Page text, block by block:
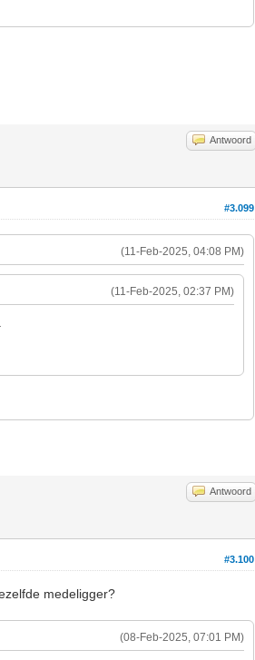
Antwoord
#3.099
(11-Feb-2025, 04:08 PM)
(11-Feb-2025, 02:37 PM)
Antwoord
#3.100
medeligger?
(08-Feb-2025, 07:01 PM)